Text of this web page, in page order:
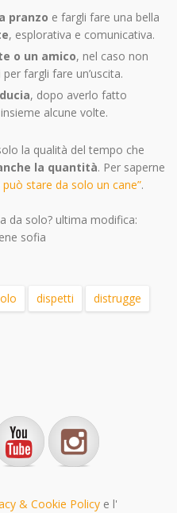
pranzo e fargli fare una bella
, esplorativa e comunicativa.
o un amico, nel caso non
fargli fare un’uscita.
, dopo averlo fatto
alcune volte.
la qualità del tempo che
la quantità. Per saperne
stare da solo un cane”.
da solo? ultima modifica:
sofia
dispetti
distrugge
& Cookie Policy e l'